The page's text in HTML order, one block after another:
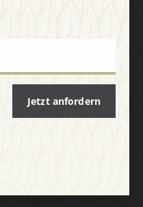
Sie in unseren
Jetzt anfordern